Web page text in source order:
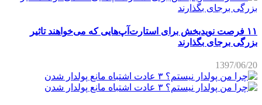
۱۱ فرصت نویدبخش برای استارت‌آپ‌هایی که می‌خواهند تاثیر
بزرگی برجای بگذارند
1397/06/20